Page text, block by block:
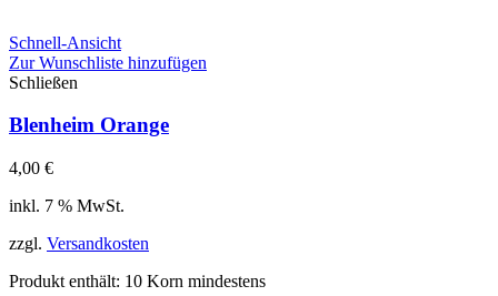
Schnell-Ansicht
Zur Wunschliste hinzufügen
Schließen
Blenheim Orange
4,00 €
inkl. 7 % MwSt.
zzgl. Versandkosten
Produkt enthält: 10 Korn mindestens